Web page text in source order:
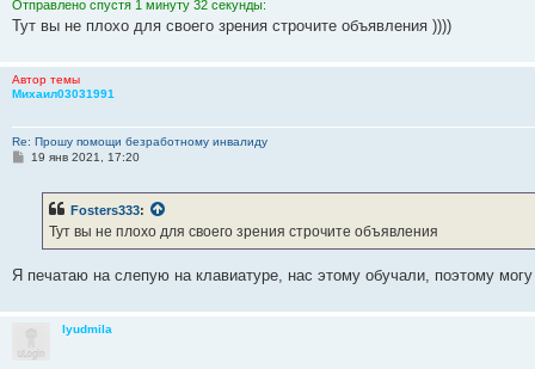
и
Отправлено спустя 1 минуту 32 секунды:
Тут вы не плохо для своего зрения строчите объявления ))))
Автор темы
Михаил03031991
Re: Прошу помощи безработному инвалиду
С
е
19 янв 2021, 17:20
Fosters333:
Тут вы не плохо для своего зрения строчите объявления
Я печатаю на слепую на клавиатуре, нас этому обучали, поэтому
lyudmila